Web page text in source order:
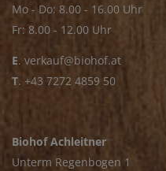
Mo - Do: 8.00 - 16.00 Uhr
Fr: 8.00 - 12.00 Uhr
E. verkauf@biohof.at
T. +43 7272 4859 50
Biohof Achleitner
Unterm Regenbogen 1